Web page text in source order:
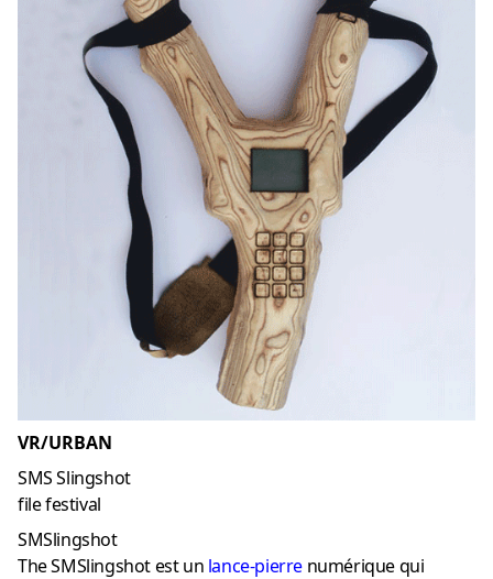
VR/URBAN
SMS Slingshot
file festival
SMSlingshot
The SMSlingshot est un lance-pierre numérique qui